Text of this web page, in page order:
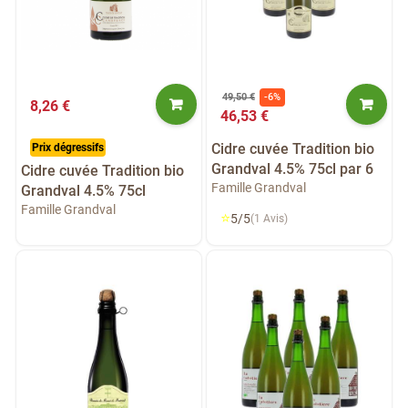
8,26 €
Prix dégressifs
Cidre cuvée Tradition bio
Grandval 4.5% 75cl
Famille Grandval
46,53 €
49,50 € -6%
Cidre cuvée Tradition bio
Grandval 4.5% 75cl par 6
Famille Grandval
⭐5/5(1 Avis)